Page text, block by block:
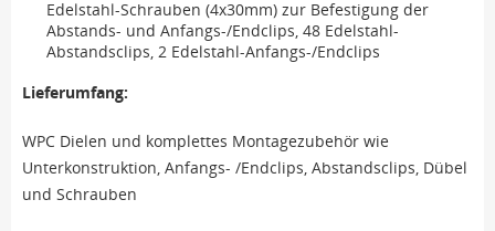
Edelstahl-Schrauben (4x30mm) zur Befestigung der
Abstands- und Anfangs-/Endclips, 48 Edelstahl-
Abstandsclips, 2 Edelstahl-Anfangs-/Endclips
Lieferumfang:
WPC Dielen und komplettes Montagezubehör wie
Unterkonstruktion, Anfangs- /Endclips, Abstandsclips, Dübel
und Schrauben